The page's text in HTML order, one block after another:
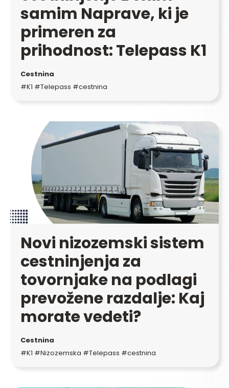
samim Naprave, ki je
primeren za
prihodnost: Telepass K1
Cestnina
#K1 #Telepass #cestnina
Novi nizozemski sistem
cestninjenja za
tovornjake na podlagi
prevožene razdalje: Kaj
morate vedeti?
Cestnina
#K1 #Nizozemska #Telepass #cestnina